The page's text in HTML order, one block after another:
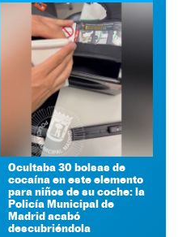
Ocultaba 30 bolsas de
cocaína en este elemento
para niños de su coche: la
Policía Municipal de
Madrid acabó
descubriéndola